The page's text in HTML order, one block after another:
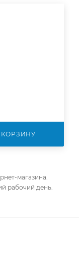
КОРЗИНУ
магазина.
рабочий день.